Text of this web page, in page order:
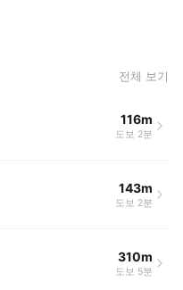
전체 보기
116m
도보 2분
143m
도보 2분
310m
도보 5분